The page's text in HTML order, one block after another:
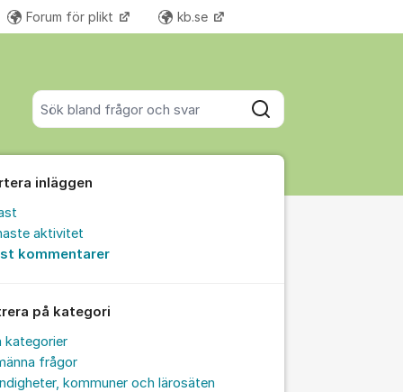
Sök bland alla inlägg
Sök
Forum för plikt kb.se Fler supportlänkar
inläggen
aktivitet
kommentarer
på kategori
kategorier
frågor
kommuner och lärosäten